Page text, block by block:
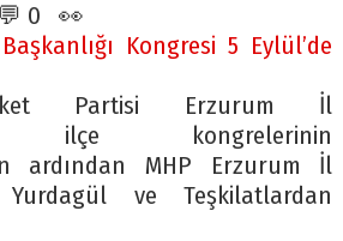
💬 0 👀
Kongresi 5 Eylül’de
Partisi Erzurum İl
ilçe kongrelerinin
ardından MHP Erzurum İl
Yurdagül ve Teşkilatlardan